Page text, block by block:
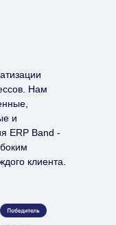
Нам
и
ERP Band -
клиента.